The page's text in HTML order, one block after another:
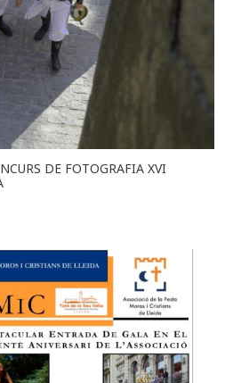
DE FOTOGRAFIA XVI